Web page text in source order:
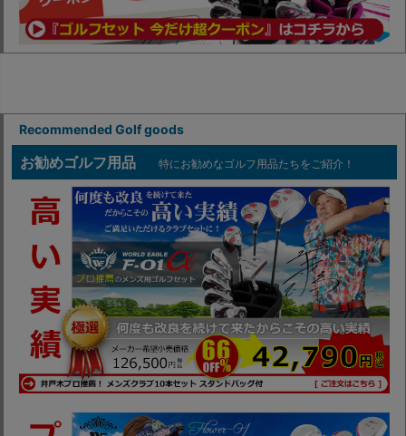
Recommended Golf goods
お勧めゴルフ用品 特にお勧めなゴルフ用品たちをご紹介！